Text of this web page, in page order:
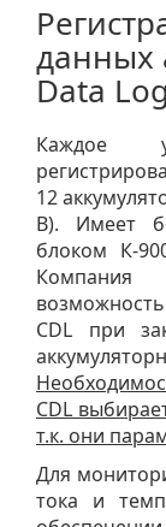
данных
Data
Каждое
12
В). Имеет
блоком К-
CDL при
CDL
т.к. они
Для
тока и